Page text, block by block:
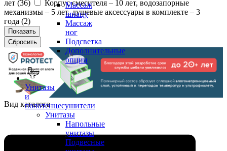
Массаж
шиацу
Массаж
ног
Подсветка
Дополнительные
опции
Унитазы
и
полотенцесушители
Унитазы
Напольные
унитазы
Подвесные
лет (36)
Корпус смесителя – 10 лет, водозапорные
механизмы – 5 лет, душевые аксессуары в комплекте – 3
года (2)
Вид каталога